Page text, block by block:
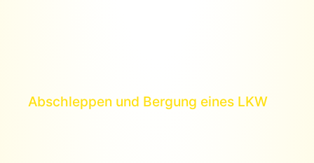
Abschleppen und Bergung eines LKW